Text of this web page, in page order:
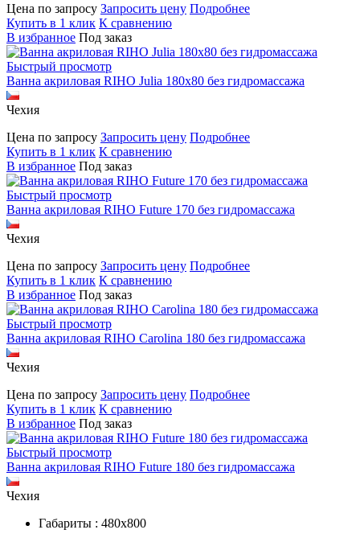
Цена по запросу Запросить цену Подробнее
Купить в 1 клик К сравнению
В избранное Под заказ
Быстрый просмотр
Ванна акриловая RIHO Julia 180x80 без гидромассажа
Чехия
Цена по запросу Запросить цену Подробнее
Купить в 1 клик К сравнению
В избранное Под заказ
Быстрый просмотр
Ванна акриловая RIHO Future 170 без гидромассажа
Чехия
Цена по запросу Запросить цену Подробнее
Купить в 1 клик К сравнению
В избранное Под заказ
Быстрый просмотр
Ванна акриловая RIHO Carolina 180 без гидромассажа
Чехия
Цена по запросу Запросить цену Подробнее
Купить в 1 клик К сравнению
В избранное Под заказ
Быстрый просмотр
Ванна акриловая RIHO Future 180 без гидромассажа
Чехия
Габариты : 480х800